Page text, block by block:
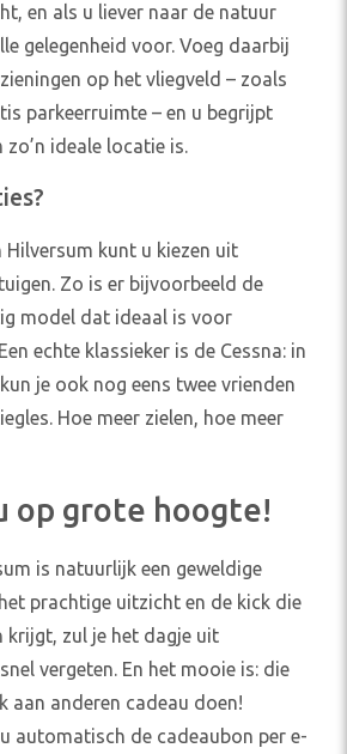
en als u liever naar de natuur
gelegenheid voor. Voeg daarbij
op het vliegveld – zoals
parkeerruimte – en u begrijpt
ideale locatie is.
Hilversum kunt u kiezen uit
Zo is er bijvoorbeeld de
model dat ideaal is voor
echte klassieker is de Cessna: in
je ook nog eens twee vrienden
Hoe meer zielen, hoe meer
op grote hoogte!
is natuurlijk een geweldige
prachtige uitzicht en de kick die
krijgt, zul je het dagje uit
vergeten. En het mooie is: die
aan anderen cadeau doen!
automatisch de cadeaubon per e-